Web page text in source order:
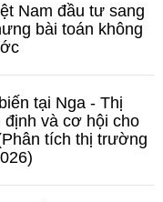
Nam đầu tư sang
bài toán không
tại Nga - Thị
và cơ hội cho
tích thị trường